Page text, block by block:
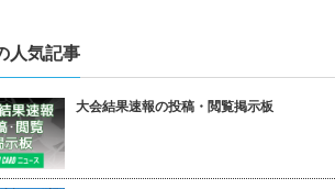
人気記事
大会結果速報の投稿・閲覧掲示板